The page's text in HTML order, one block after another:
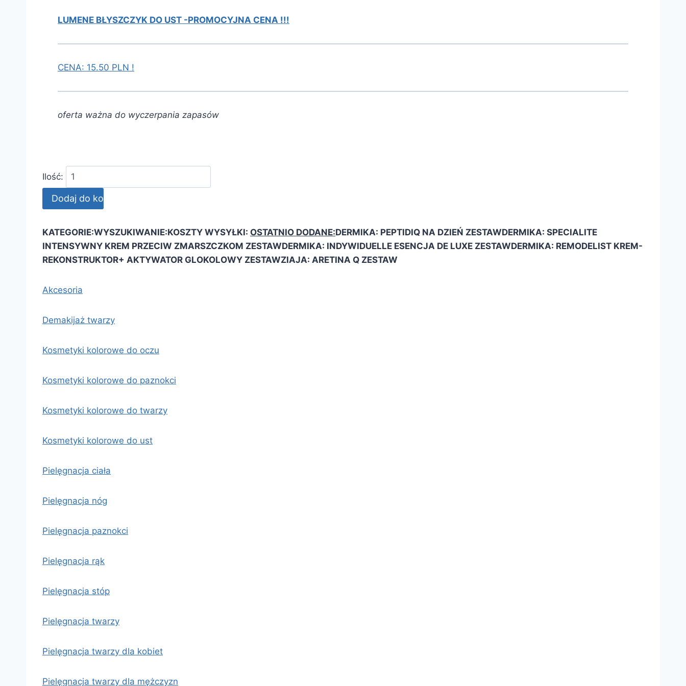
LUMENE BŁYSZCZYK DO UST -PROMOCYJNA CENA !!!
CENA: 15.50 PLN !
oferta ważna do wyczerpania zapasów
Ilość:
KATEGORIE:WYSZUKIWANIE:KOSZTY WYSYŁKI: OSTATNIO DODANE:DERMIKA: PEPTIDIQ NA DZIEŃ ZESTAWDERMIKA: SPECIALITE
INTENSYWNY KREM PRZECIW ZMARSZCZKOM ZESTAWDERMIKA: INDYWIDUELLE ESENCJA DE LUXE ZESTAWDERMIKA: REMODELIST KREM-
REKONSTRUKTOR+ AKTYWATOR GLOKOLOWY ZESTAWZIAJA: ARETINA Q ZESTAW
Akcesoria
Demakijaż twarzy
Kosmetyki kolorowe do oczu
Kosmetyki kolorowe do paznokci
Kosmetyki kolorowe do twarzy
Kosmetyki kolorowe do ust
Pielęgnacja ciała
Pielęgnacja nóg
Pielęgnacja paznokci
Pielęgnacja rąk
Pielęgnacja stóp
Pielęgnacja twarzy
Pielęgnacja twarzy dla kobiet
Pielęgnacja twarzy dla mężczyzn